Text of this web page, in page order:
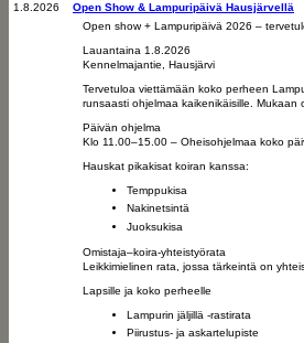
1.8.2026
Open Show & Lampuripäivä Hausjärvellä
Open show + Lampuripäivä 2026 –
Lauantaina 1.8.2026
Kennelmajantie, Hausjärvi
Tervetuloa viettämään koko perheen
runsaasti ohjelmaa kaikenikäisille.
Päivän ohjelma
Klo 11.00–15.00 – Oheisohjelmaa koko
Hauskat pikakisat koiran kanssa:
Temppukisa
Nakinetsintä
Juoksukisa
Omistaja–koira-yhteistyörata
Leikkimielinen rata, jossa tärkeintä on
Lapsille ja koko perheelle
Lampurin jäljillä -rastirata
Piirustus- ja askartelupiste